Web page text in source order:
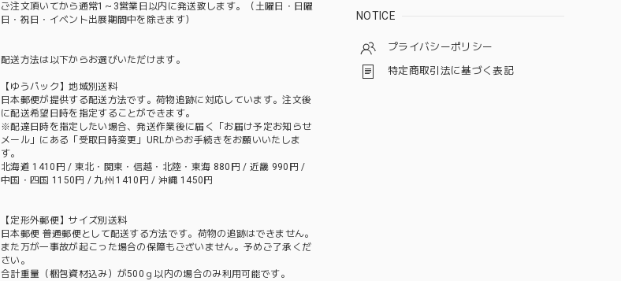
ご注文頂いてから通常1～3営業日以内に発送致します。（土曜日・日曜
日・祝日・イベント出展期間中を除きます）
配送方法は以下からお選びいただけます。
【ゆうパック】地域別送料
日本郵便が提供する配送方法です。荷物追跡に対応しています。注文後
に配送希望日時を指定することができます。
※配達日時を指定したい場合、発送作業後に届く「お届け予定お知らせ
メール」にある「受取日時変更」URLからお手続きをお願いいたしま
す。
北海道 1410円 / 東北・関東・信越・北陸・東海 880円 / 近畿 990円 /
中国・四国 1150円 / 九州 1410円 / 沖縄 1450円
【定形外郵便】サイズ別送料
日本郵便 普通郵便として配送する方法です。荷物の追跡はできません。
また万が一事故が起こった場合の保障もございません。予めご了承くだ
さい。
合計重量（梱包資材込み）が500ｇ以内の場合のみ利用可能です。
NOTICE
プライバシーポリシー
特定商取引法に基づく表記